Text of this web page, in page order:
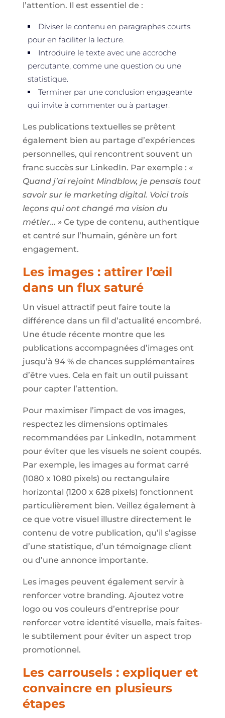
l’attention. Il est essentiel de :
Diviser le contenu en paragraphes courts
pour en faciliter la lecture.
Introduire le texte avec une accroche
percutante, comme une question ou une
statistique.
Terminer par une conclusion engageante
qui invite à commenter ou à partager.
Les publications textuelles se prêtent
également bien au partage d’expériences
personnelles, qui rencontrent souvent un
franc succès sur LinkedIn. Par exemple : «
Quand j’ai rejoint Mindblow, je pensais tout
savoir sur le marketing digital. Voici trois
leçons qui ont changé ma vision du
métier… »Ce type de contenu, authentique
et centré sur l’humain, génère un fort
engagement.
Les images : attirer l’œil
dans un flux saturé
Un visuel attractif peut faire toute la
différence dans un fil d’actualité encombré.
Une étude récente montre que les
publications accompagnées d’images ont
jusqu’à 94 % de chances supplémentaires
d’être vues. Cela en fait un outil puissant
pour capter l’attention.
Pour maximiser l’impact de vos images,
respectez les dimensions optimales
recommandées par LinkedIn, notamment
pour éviter que les visuels ne soient coupés.
Par exemple, les images au format carré
(1080 x 1080 pixels) ou rectangulaire
horizontal (1200 x 628 pixels) fonctionnent
particulièrement bien. Veillez également à
ce que votre visuel illustre directement le
contenu de votre publication, qu’il s’agisse
d’une statistique, d’un témoignage client
ou d’une annonce importante.
Les images peuvent également servir à
renforcer votre branding. Ajoutez votre
logo ou vos couleurs d’entreprise pour
renforcer votre identité visuelle, mais faites-
le subtilement pour éviter un aspect trop
promotionnel.
Les carrousels : expliquer et
convaincre en plusieurs
étapes